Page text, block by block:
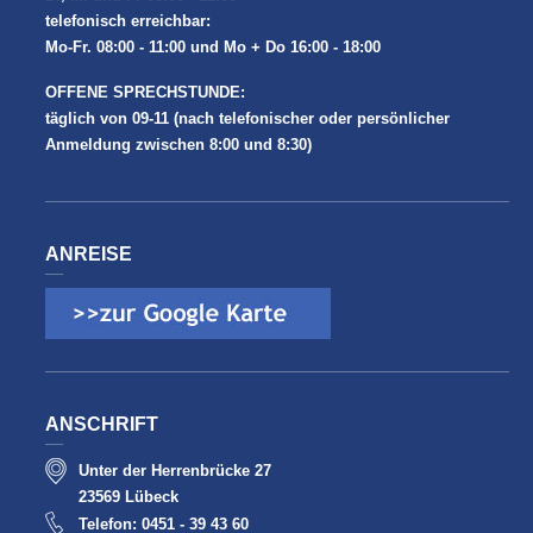
telefonisch erreichbar:
Mo-Fr. 08:00 - 11:00 und Mo + Do 16:00 - 18:00
OFFENE SPRECHSTUNDE:
täglich von 09-11 (nach telefonischer oder persönlicher
Anmeldung zwischen 8:00 und 8:30)
ANREISE
ANSCHRIFT
Unter der Herrenbrücke 27
23569 Lübeck
Telefon: 0451 - 39 43 60